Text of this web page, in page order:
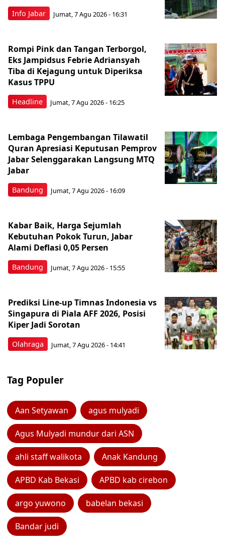
Info Jabar Jumat, 7 Agu 2026 - 16:31
Headline
Rompi Pink dan Tangan Terborgol,
Eks Jampidsus Febrie Adriansyah
Tiba di Kejagung untuk Diperiksa
Kasus TPPU
Jumat, 7 Agu 2026 - 16:25
Bandung
Lembaga Pengembangan Tilawatil
Quran Apresiasi Keputusan Pemprov
Jabar Selenggarakan Langsung MTQ
Jabar
Jumat, 7 Agu 2026 - 16:09
Bandung
Kabar Baik, Harga Sejumlah
Kebutuhan Pokok Turun, Jabar
Alami Deflasi 0,05 Persen
Jumat, 7 Agu 2026 - 15:55
Olahraga
Prediksi Line-up Timnas Indonesia vs
Singapura di Piala AFF 2026, Posisi
Kiper Jadi Sorotan
Jumat, 7 Agu 2026 - 14:41
Tag Populer
Aan Setyawan agus mulyadi
Agus Mulyadi mundur dari ASN
ahli staff walikota Anak Kandung
APBD Kab Bekasi APBD kab cirebon
argo yuwono babelan bekasi
Bandar judi